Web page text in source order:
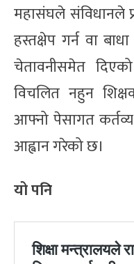
महासंघले संविधानले
हस्तक्षेप गर्न वा
चेतावनीसमेत
विचलित नहुन
आफ्नो पेसागत
आह्वान गरेको छ।
यो पनि